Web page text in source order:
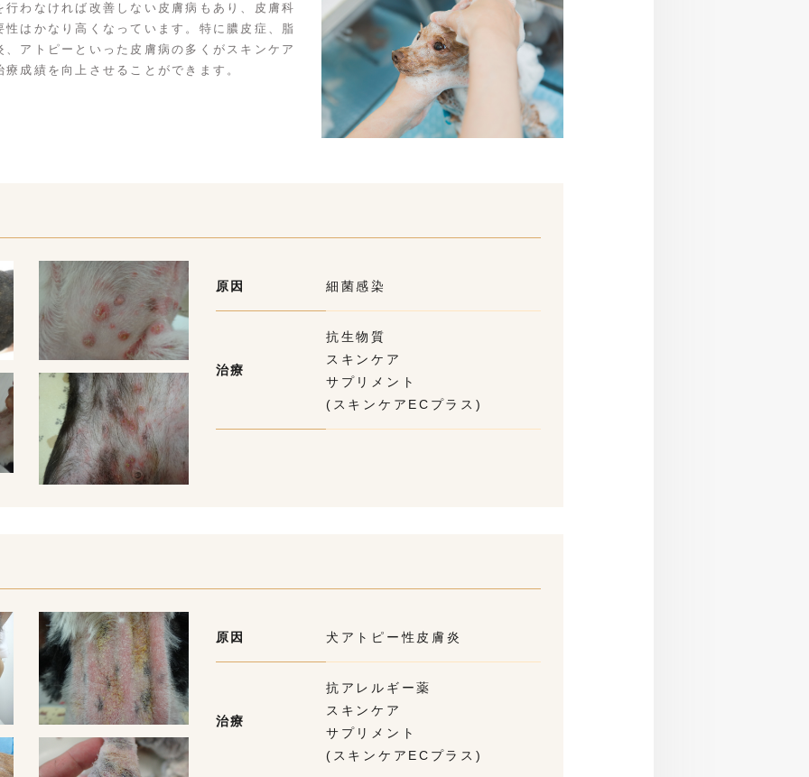
わなければ改善しない皮膚病もあり、皮膚科
はかなり高くなっています。特に膿皮症、脂
アトピーといった皮膚病の多くがスキンケア
療成績を向上させることができます。
原因 細菌感染
治療
抗生物質
スキンケア
サプリメント
(スキンケアECプラス)
原因 犬アトピー性皮膚炎
治療
抗アレルギー薬
スキンケア
サプリメント
(スキンケアECプラス)